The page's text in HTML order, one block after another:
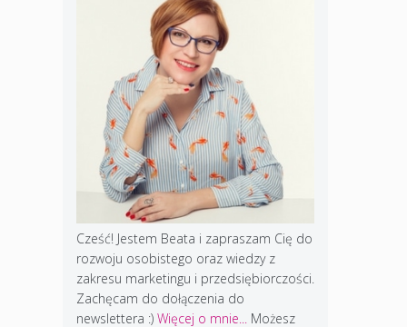
Cześć! Jestem Beata i zapraszam Cię do
rozwoju osobistego oraz wiedzy z
zakresu marketingu i przedsiębiorczości.
Zachęcam do dołączenia do
newslettera :) Więcej o mnie...
Możesz